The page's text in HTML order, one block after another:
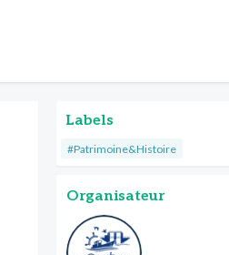
Labels
#Patrimoine&Histoire
Organisateur